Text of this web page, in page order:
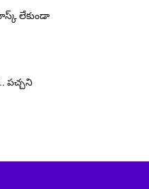
లేకుండా
పచ్చని